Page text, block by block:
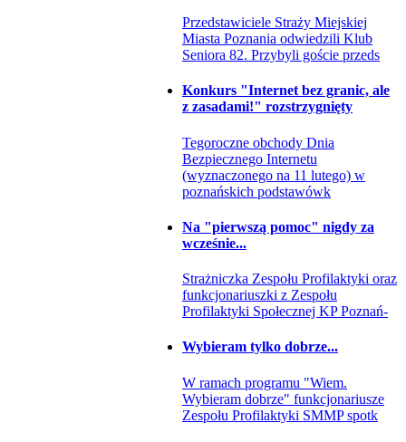
Przedstawiciele Straży Miejskiej
Miasta Poznania odwiedzili Klub
Seniora 82. Przybyli goście przeds
Konkurs "Internet bez granic, ale
z zasadami!" rozstrzygnięty
Tegoroczne obchody Dnia
Bezpiecznego Internetu
(wyznaczonego na 11 lutego) w
poznańskich podstawówk
Na "pierwszą pomoc" nigdy za
wcześnie...
Strażniczka Zespołu Profilaktyki oraz
funkcjonariuszki z Zespołu
Profilaktyki Społecznej KP Poznań-
Wybieram tylko dobrze...
W ramach programu "Wiem.
Wybieram dobrze" funkcjonariusze
Zespołu Profilaktyki SMMP spotk